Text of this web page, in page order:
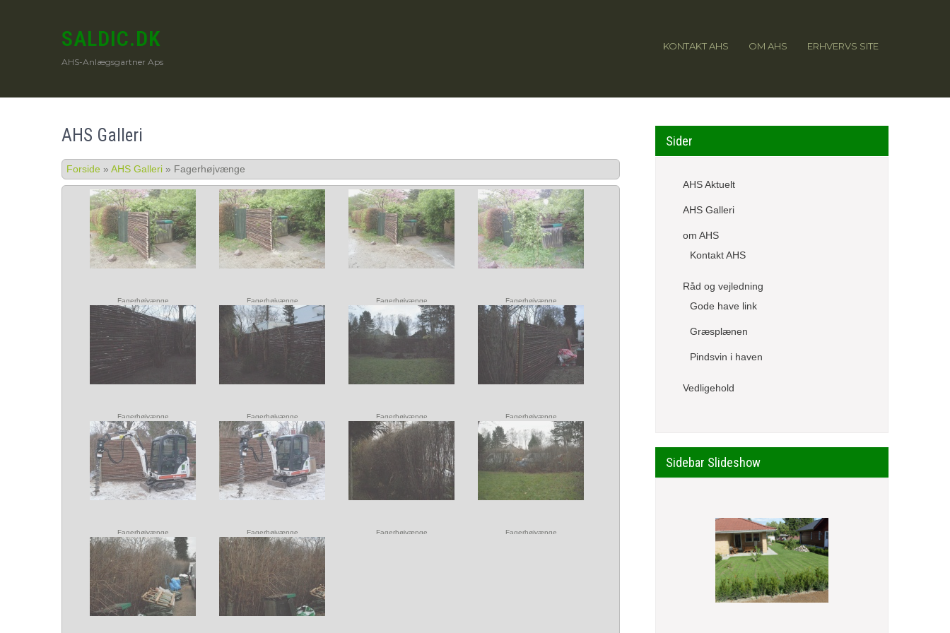
SALDIC.DK
AHS-Anlægsgartner Aps
KONTAKT AHS OM AHS ERHVERVS SITE
AHS Galleri
Forside » AHS Galleri » Fagerhøjvænge
Fagerhøjvænge
Mindre opgave på
Fagerhøjvænge i Vedbæk
Opsætning af plankeværk samt
flise areal til skraldespand.
Fagerhøjvænge
Mindre opgave på
Fagerhøjvænge i Vedbæk
Opsætning af plankeværk samt
flise areal til skraldespand.
Fagerhøjvænge
Mindre opgave på
Fagerhøjvænge i Vedbæk
Opsætning af plankeværk samt
flise areal til skraldespand.
Fagerhøjvænge
Mindre opgave på
Fagerhøjvænge i Vedbæk
Opsætning af plankeværk samt
flise areal til skraldespand.
Fagerhøjvænge Fagerhøjvænge Fagerhøjvænge Fagerhøjvænge
Fagerhøjvænge Fagerhøjvænge Fagerhøjvænge Fagerhøjvænge
Sider
AHS Aktuelt
AHS Galleri
om AHS
Kontakt AHS
Råd og vejledning
Gode have link
Græsplænen
Pindsvin i haven
Vedligehold
Sidebar Slideshow